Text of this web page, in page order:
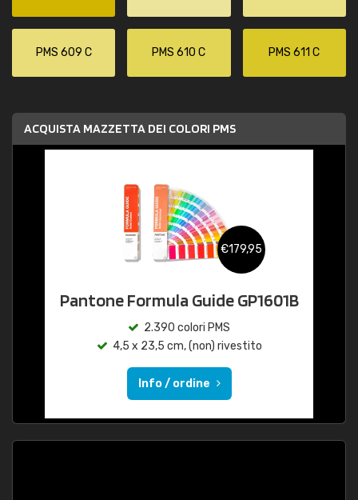
PMS 609 C PMS 610 C PMS 611 C
ACQUISTA MAZZETTA DEI COLORI PMS
€179,95
Pantone Formula Guide GP1601B
2.390 colori PMS
4,5 x 23,5 cm, (non) rivestito
Info / ordine